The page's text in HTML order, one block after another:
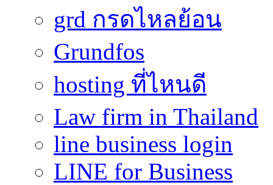
grd กรดไหลย้อน
Grundfos
hosting ที่ไหนดี
Law firm in Thailand
line business login
LINE for Business